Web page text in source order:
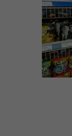
ý